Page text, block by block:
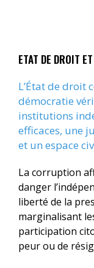
ETAT DE DROIT
L’État de droit
démocratie
institutions
efficaces, une
et un espace
La corruption
danger
liberté de la
marginalisant
participation
peur ou de